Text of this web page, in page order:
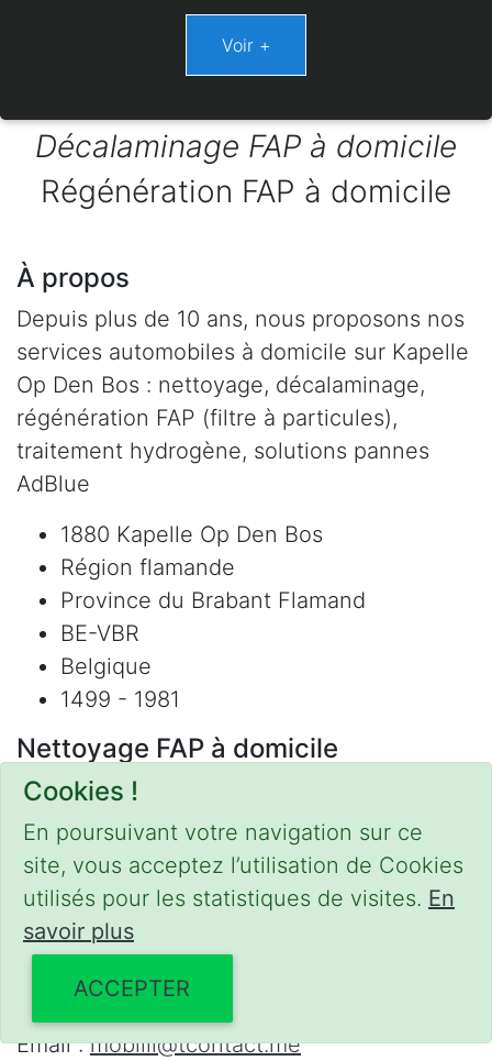
Cookies !
En poursuivant votre navigation sur ce
site, vous acceptez l’utilisation de Cookies
utilisés pour les statistiques de visites. En
savoir plus
ACCEPTER
Décalaminage FAP à domicile
Régénération FAP à domicile
À propos
Depuis plus de 10 ans, nous proposons nos
services automobiles à domicile sur Kapelle
Op Den Bos : nettoyage, décalaminage,
régénération FAP (filtre à particules),
traitement hydrogène, solutions pannes
AdBlue
1880 Kapelle Op Den Bos
Région flamande
Province du Brabant Flamand
BE-VBR
Belgique
1499 - 1981
Nettoyage FAP à domicile
Nettoyage FAP - catalyseur
Régénération / Nettoyage FAP
Refus contrôle technique
Adblue
Nettoyage Hydrogène
Email :mobilii@tcontact.me